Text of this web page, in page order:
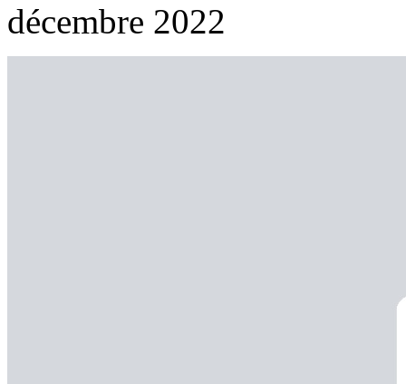
décembre 2022